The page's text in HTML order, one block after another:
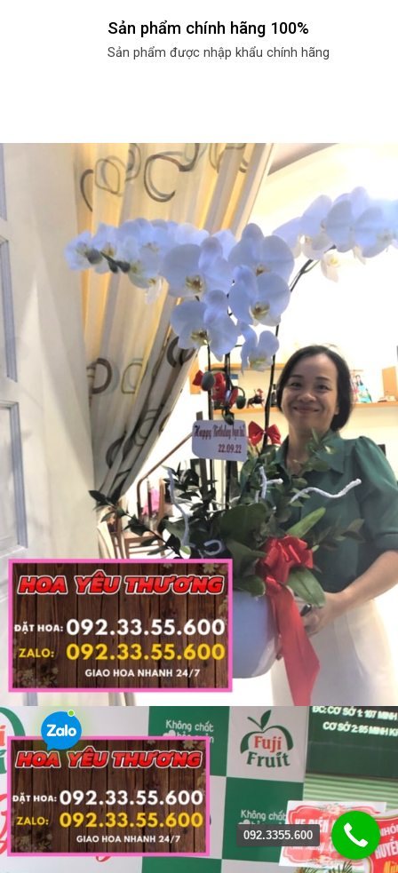
Sản phẩm chính hãng 100%
Sản phẩm được nhập khẩu chính hãng
092.3355.600